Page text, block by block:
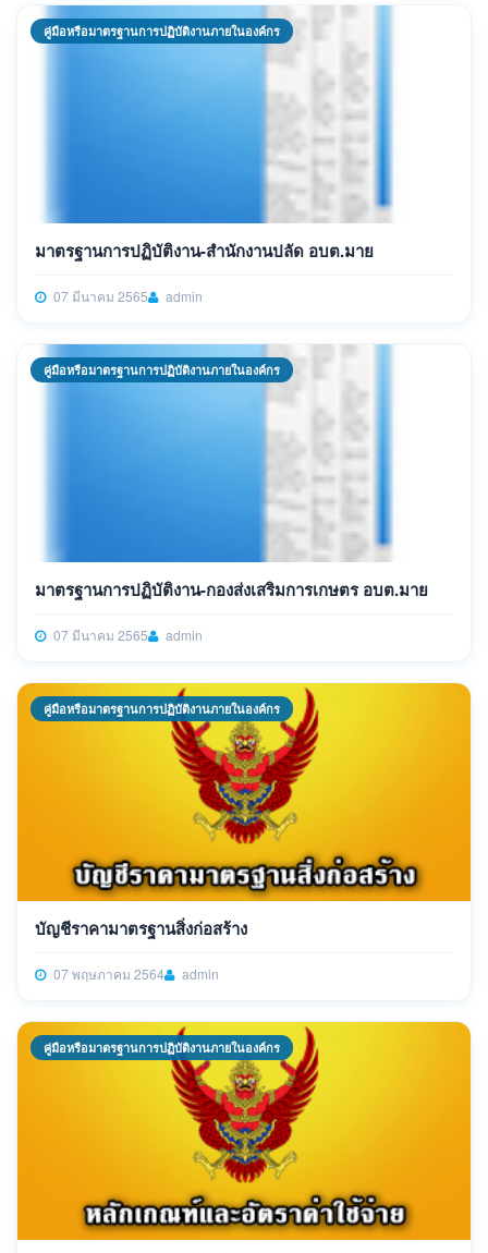
คู่มือหรือมาตรฐานการปฏิบัติงานภายในองค์กร
มาตรฐานการปฏิบัติงาน-สำนักงานปลัด อบต.มาย
07 มีนาคม 2565 admin
คู่มือหรือมาตรฐานการปฏิบัติงานภายในองค์กร
มาตรฐานการปฏิบัติงาน-กองส่งเสริมการเกษตร อบต.มาย
07 มีนาคม 2565 admin
คู่มือหรือมาตรฐานการปฏิบัติงานภายในองค์กร
บัญชีราคามาตรฐานสิ่งก่อสร้าง
07 พฤษภาคม 2564 admin
คู่มือหรือมาตรฐานการปฏิบัติงานภายในองค์กร